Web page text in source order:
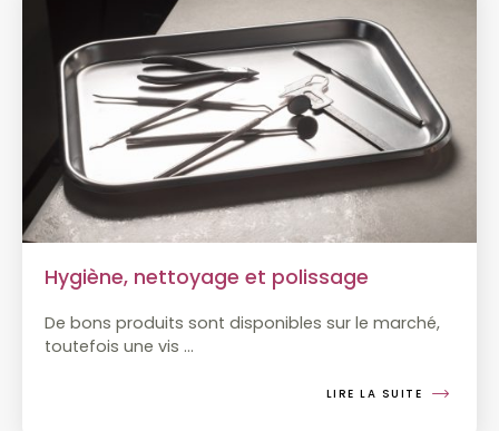
Hygiène, nettoyage et polissage
De bons produits sont disponibles sur le marché,
toutefois une vis …
LIRE LA SUITE